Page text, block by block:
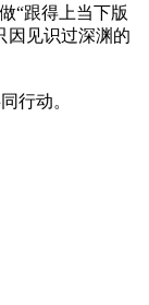
“跟得上当下版
因见识过深渊的
行动。